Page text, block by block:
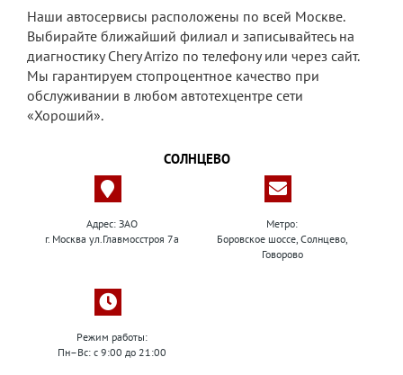
Наши автосервисы расположены по всей Москве.
Выбирайте ближайший филиал и записывайтесь на
диагностику Chery Arrizo по телефону или через сайт.
Мы гарантируем стопроцентное качество при
обслуживании в любом автотехцентре сети
«Хороший».
СОЛНЦЕВО
Адрес: ЗАО
г. Москва ул.Главмосстроя 7а
Метро:
Боровское шоссе, Солнцево,
Говорово
Режим работы:
Пн–Вс: с 9:00 до 21:00